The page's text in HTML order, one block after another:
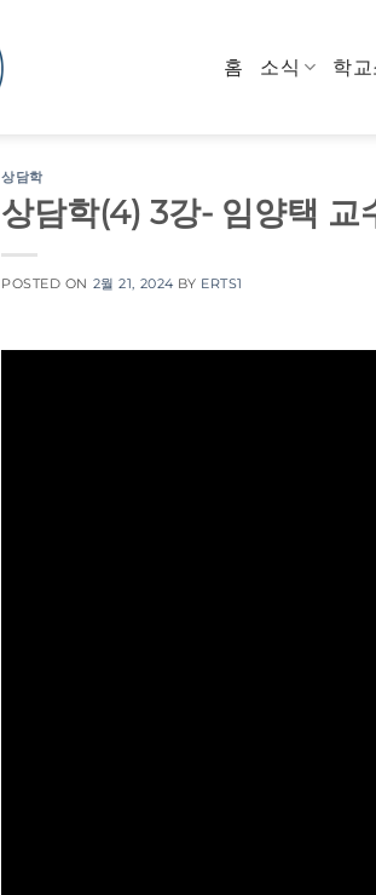
홈 소식 학교
상담학
상담학(4) 3강- 임양택 교
POSTED ON 2월 21, 2024 BY ERTS1